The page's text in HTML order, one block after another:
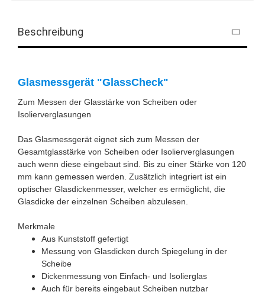
Beschreibung
Glasmessgerät "GlassCheck"
Zum Messen der Glasstärke von Scheiben oder
Isolierverglasungen
Das Glasmessgerät eignet sich zum Messen der
Gesamtglasstärke von Scheiben oder Isolierverglasungen
auch wenn diese eingebaut sind. Bis zu einer Stärke von 120
mm kann gemessen werden. Zusätzlich integriert ist ein
optischer Glasdickenmesser, welcher es ermöglicht, die
Glasdicke der einzelnen Scheiben abzulesen.
Merkmale
Aus Kunststoff gefertigt
Messung von Glasdicken durch Spiegelung in der
Scheibe
Dickenmessung von Einfach- und Isolierglas
Auch für bereits eingebaut Scheiben nutzbar